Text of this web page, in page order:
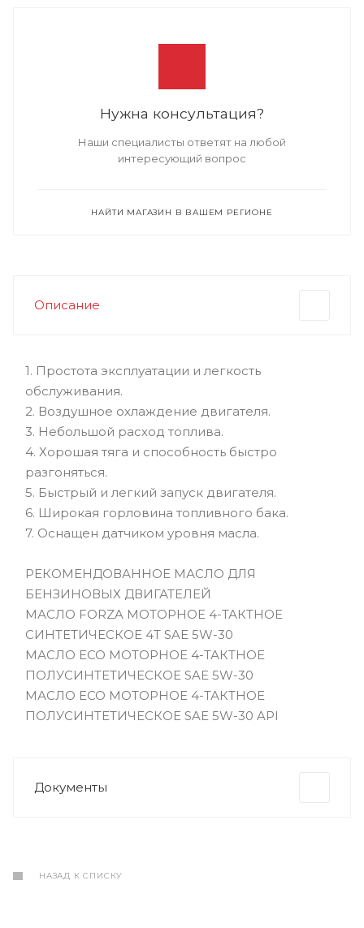
Нужна консультация?
Наши специалисты ответят на любой
интересующий вопрос
НАЙТИ МАГАЗИН В ВАШЕМ РЕГИОНЕ
Описание
1. Простота эксплуатации и легкость
обслуживания.
2. Воздушное охлаждение двигателя.
3. Небольшой расход топлива.
4. Хорошая тяга и способность быстро
разгоняться.
5. Быстрый и легкий запуск двигателя.
6. Широкая горловина топливного бака.
7. Оснащен датчиком уровня масла.
РЕКОМЕНДОВАННОЕ МАСЛО ДЛЯ
БЕНЗИНОВЫХ ДВИГАТЕЛЕЙ
МАСЛО FORZA МОТОРНОЕ 4-ТАКТНОЕ
СИНТЕТИЧЕСКОЕ 4T SAE 5W-30
МАСЛО EСО МОТОРНОЕ 4-ТАКТНОЕ
ПОЛУСИНТЕТИЧЕСКОЕ SAE 5W-30
МАСЛО EСО МОТОРНОЕ 4-ТАКТНОЕ
ПОЛУСИНТЕТИЧЕСКОЕ SAE 5W-30 API
Документы
НАЗАД К СПИСКУ